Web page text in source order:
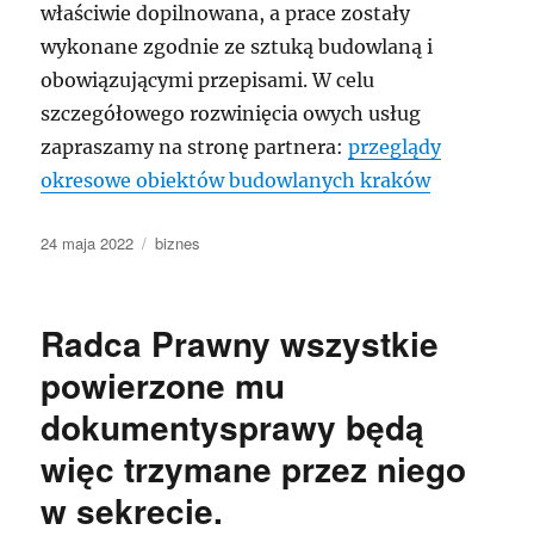
właściwie dopilnowana, a prace zostały
wykonane zgodnie ze sztuką budowlaną i
obowiązującymi przepisami. W celu
szczegółowego rozwinięcia owych usług
zapraszamy na stronę partnera:przeglądy
okresowe obiektów budowlanych kraków
Data
24 maja 2022 Kategorie
biznes
Radca Prawny wszystkie
powierzone mu
dokumentysprawy będą
więc trzymane przez niego
w sekrecie.